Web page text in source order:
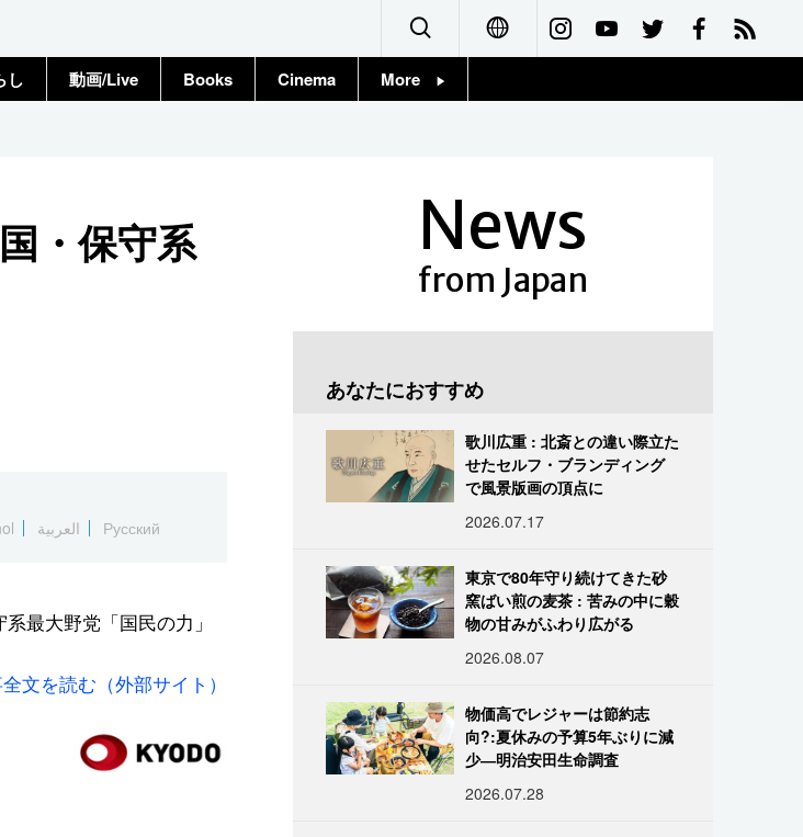
Français
し 動画/Live Books Cinema More
・保守系
العربية Русский
最大野党「国民の力」
文を読む（外部サイト）
News
from Japan
あなたにおすすめ
歌川広重 : 北斎との違い際立た
せたセルフ・ブランディング
で風景版画の頂点に
2026.07.17
東京で80年守り続けてきた砂
窯ばい煎の麦茶 : 苦みの中に穀
物の甘みがふわり広がる
2026.08.07
物価高でレジャーは節約志
向?:夏休みの予算5年ぶりに減
少―明治安田生命調査
2026.07.28